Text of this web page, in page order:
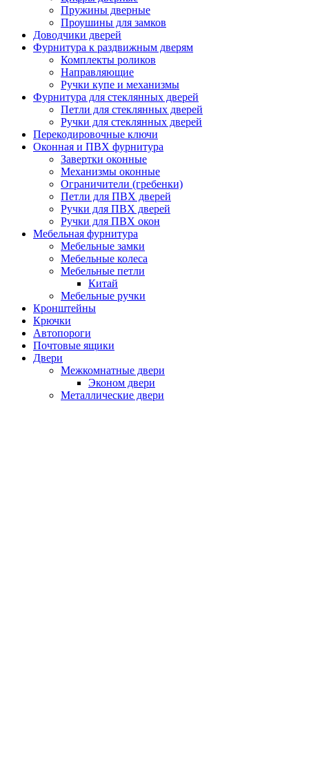
Пружины дверные
Проушины для замков
Доводчики дверей
Фурнитура к раздвижным дверям
Комплекты роликов
Направляющие
Ручки купе и механизмы
Фурнитура для стеклянных дверей
Петли для стеклянных дверей
Ручки для стеклянных дверей
Перекодировочные ключи
Оконная и ПВХ фурнитура
Завертки оконные
Механизмы оконные
Ограничители (гребенки)
Петли для ПВХ дверей
Ручки для ПВХ дверей
Ручки для ПВХ окон
Мебельная фурнитура
Мебельные замки
Мебельные колеса
Мебельные петли
Китай
Мебельные ручки
Кронштейны
Крючки
Автопороги
Почтовые ящики
Двери
Межкомнатные двери
Эконом двери
Металлические двери